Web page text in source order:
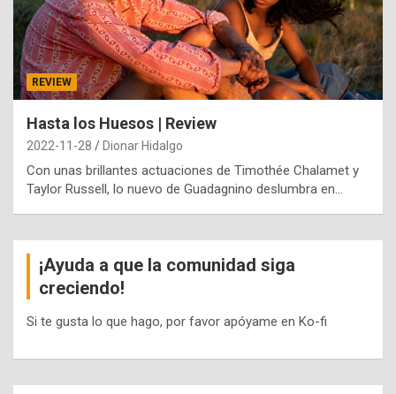
REVIEW
Hasta los Huesos | Review
2022-11-28 Dionar Hidalgo
Con unas brillantes actuaciones de Timothée Chalamet y
Taylor Russell, lo nuevo de Guadagnino deslumbra en…
¡Ayuda a que la comunidad siga
creciendo!
Si te gusta lo que hago, por favor apóyame en Ko-fi